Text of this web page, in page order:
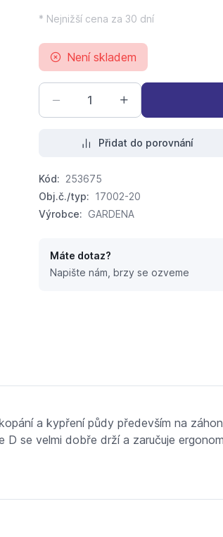
* Nejnižší cena za 30 dní
Není skladem
Přidat do porovnání
Kód: 253675
Obj.č./typ: 17002-20
Výrobce: GARDENA
Máte dotaz?
Napište nám, brzy se ozveme
a kypření půdy především na
se velmi dobře drží a zaručuje